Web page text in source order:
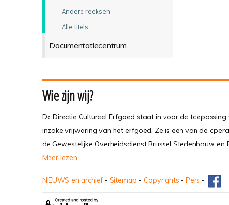
Andere reeksen
Alle titels
Documentatiecentrum
Wie zijn wij?
De Directie Cultureel Erfgoed staat in voor de
inzake vrijwaring van het erfgoed. Ze is een van de
de Gewestelijke Overheidsdienst Brussel Stedenbouw en
Meer lezen...
NIEUWS en archief - Sitemap - Copyrights - Pers -